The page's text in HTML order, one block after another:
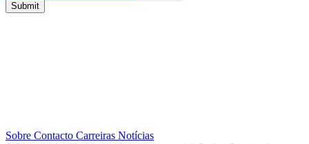
Sobre Contacto Carreiras Notícias